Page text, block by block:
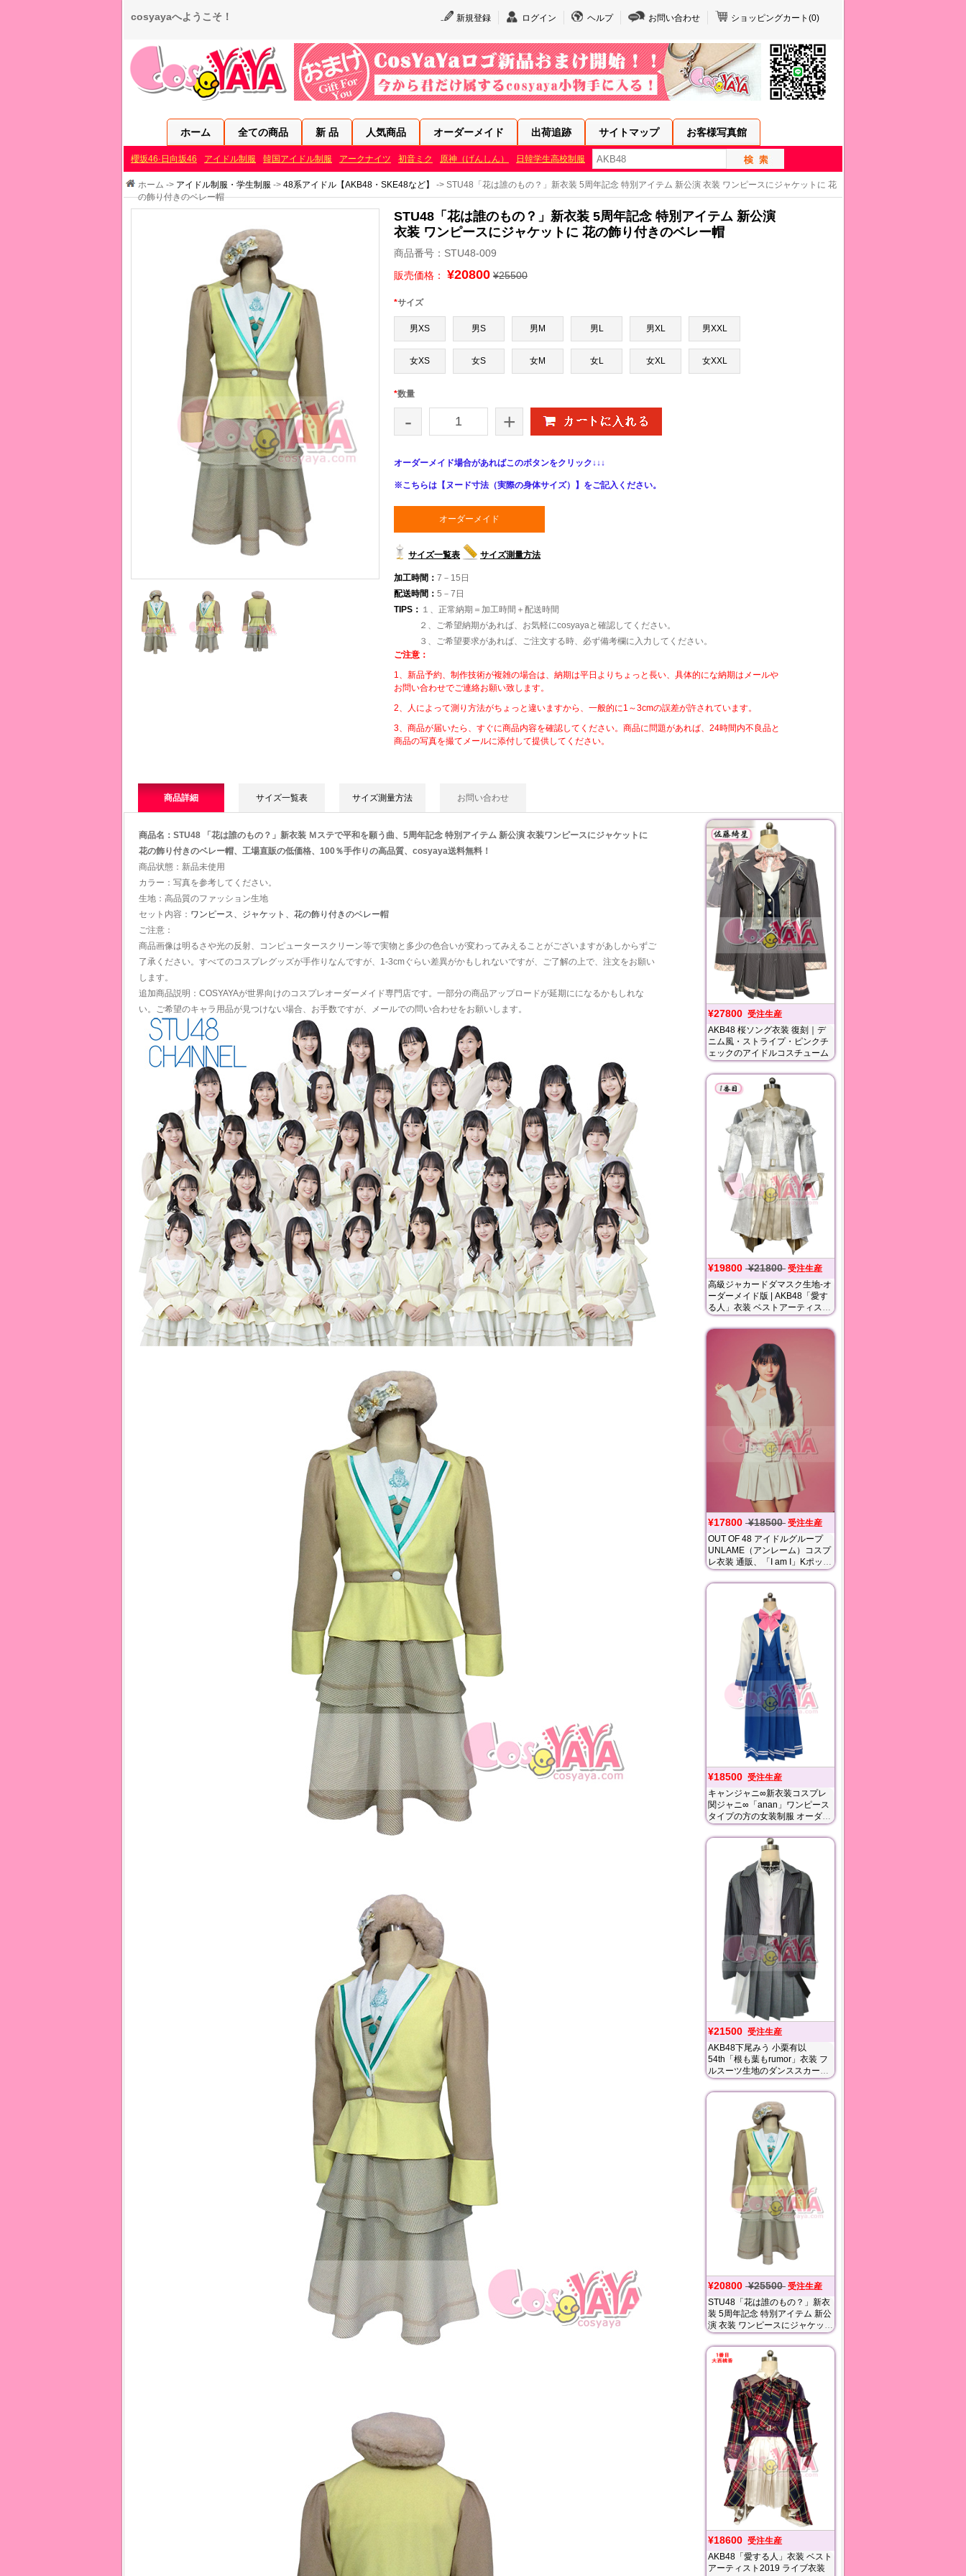
cosyayaへようこそ！ 新規登録 ログイン ヘルプ お問い合わせ ショッピングカート(0)
ホーム 全ての商品 新 品 人気商品 オーダーメイド 出荷追跡 サイトマップ お客様写真館
櫻坂46·日向坂46 アイドル制服 韓国アイドル制服 アークナイツ 初音ミク 原神（げんしん） 日韓学生高校制服
ホーム -> アイドル制服・学生制服 -> 48系アイドル【AKB48・SKE48など】
-> STU48「花は誰のもの？」新衣装 5周年記念 特別アイテム 新公演 衣装 ワンピースにジャケットに 花
の飾り付きのベレー帽
STU48「花は誰のもの？」新衣装 5周年記念 特別アイテム 新公演
衣装 ワンピースにジャケットに 花の飾り付きのベレー帽
商品番号：STU48-009
販売価格： ¥20800 ¥25500
*サイズ
男XS 男S 男M 男L 男XL 男XXL
女XS 女S 女M 女L 女XL 女XXL
*数量
- +
オーダーメイド場合があればこのボタンをクリック↓↓↓
※こちらは【ヌード寸法（実際の身体サイズ）】をご記入ください。
オーダーメイド
サイズ一覧表 サイズ測量方法
加工時間： 7－15日
配送時間： 5－7日
TIPS： １、正常納期＝加工時間＋配送時間
２、ご希望納期があれば、お気軽にcosyayaと確認してください。
３、ご希望要求があれば、ご注文する時、必ず備考欄に入力してください。
ご注意：
1、新品予約、制作技術が複雑の場合は、納期は平日よりちょっと長い、具体的にな納期はメールや
お問い合わせでご連絡お願い致します。
2、人によって測り方法がちょっと違いますから、一般的に1～3cmの誤差が許されています。
3、商品が届いたら、すぐに商品内容を確認してください。商品に問題があれば、24時間内不良品と
商品の写真を撮てメールに添付して提供してください。
商品詳細 サイズ一覧表 サイズ測量方法 お問い合わせ
商品名：STU48 「花は誰のもの？」新衣装 Ｍステで平和を願う曲、5周年記念 特別アイテム 新公演 衣装ワンピースにジャケットに
花の飾り付きのベレー帽、工場直販の低価格、100％手作りの高品質、cosyaya送料無料！
商品状態：新品未使用
カラー：写真を参考してください。
生地：高品質のファッション生地
セット内容： ワンピース、 ジャケット、 花の飾り付きのベレー帽
ご注意：
商品画像は明るさや光の反射、コンピュータースクリーン等で実物と多少の色合いが変わってみえることがございますがあしからずご
了承ください。すべてのコスプレグッズが手作りなんですが、1-3cmぐらい差異がかもしれないですが、ご了解の上で、注文をお願い
します。
追加商品説明：COSYAYAが世界向けのコスプレオーダーメイド専門店です。一部分の商品アップロードが延期にになるかもしれな
い。ご希望のキャラ用品が見つけない場合、お手数ですが、メールでの問い合わせをお願いします。
¥27800 受注生産
AKB48 桜ソング衣装 復刻｜デ
ニム風・ストライプ・ピンクチ
ェックのアイドルコスチューム
¥19800 ¥21800 受注生産
高級ジャカードダマスク生地-オ
ーダーメイド版 | AKB48「愛す
る人」衣装 ベストアーティスト
2019 ライブ衣装
¥17800 ¥18500 受注生産
OUT OF 48 アイドルグループ
UNLAME（アンレーム）コスプ
レ衣装 通販、「I am I」Kポップ
スタイルのダンス服
¥18500 受注生産
キャンジャニ∞新衣装コスプレ
関ジャニ∞「anan」ワンピース
タイプの方の女装制服 オーダー
メイド受注開始~男性サイズも
対応
¥21500 受注生産
AKB48下尾みう 小栗有以
54th「根も葉もrumor」衣装 フ
ルスーツ生地のダンススカート
私服でも着れるよね~
¥20800 ¥25500 受注生産
STU48「花は誰のもの？」新衣
装 5周年記念 特別アイテム 新公
演 衣装 ワンピースにジャケット
に 花の飾り付きのベレー帽
¥18600 受注生産
AKB48「愛する人」衣装 ベスト
アーティスト2019 ライブ衣装